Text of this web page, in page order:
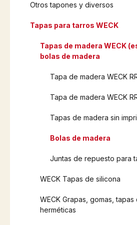
Otros tapones y diversos
Tapas para tarros WECK
Tapas de madera WECK
bolas de madera
Tapa de madera WECK
Tapa de madera WECK
Tapas de madera sin
Bolas de madera
Juntas de repuesto para
WECK Tapas de silicona
WECK Grapas, gomas,
herméticas